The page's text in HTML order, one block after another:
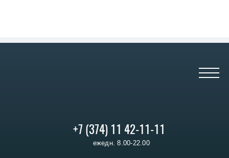
+7 (374) 11 42-11-11
ежедн. 8.00-22.00